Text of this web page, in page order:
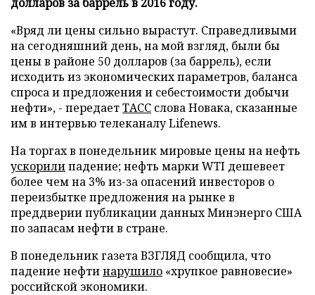
«Вряд ли цены сильно вырастут. Справедливыми
на сегодняшний день, на мой взгляд, были бы
цены в районе 50 долларов (за баррель), если
исходить из экономических параметров, баланса
спроса и предложения и себестоимости добычи
нефти», - передаетТАСС слова Новака, сказанные
им в интервью телеканалу Lifenews.
На торгах в понедельник мировые цены на нефть
ускорилипадение; нефть марки WTI дешевеет
более чем на 3% из-за опасений инвесторов о
переизбытке предложения на рынке в
преддверии публикации данных Минэнерго США
по запасам нефти в стране.
В понедельник газета ВЗГЛЯД сообщила, что
падение нефтинарушило «хрупкое равновесие»
российской экономики.